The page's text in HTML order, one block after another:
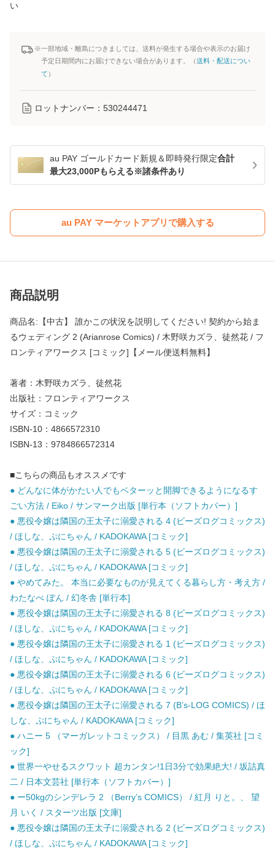
い
※一部地域・離島につきましては、送料が発生する場合や表示のお届け
予定日期間内にお届けできない場合があります。（送料・配送につい
て ）
ロットナンバー： 530244471
au PAY ゴールドカード新規＆即時発行限定合計
最大23,000Pもらえる※諸条件あり
au PAY マーケットアプリで購入する
商品説明
商品名:【中古】 誰かこの状況を説明してください! 契約から始ま
るウェディング 2 (Arianrose Comics) / 木野咲カズラ、徒然花 / フ
ロンティアワークス [コミック]【メール便送料無料】
著者：木野咲カズラ、徒然花
出版社：フロンティアワークス
サイズ：コミック
ISBN-10：4866572310
ISBN-13：9784866572314
■こちらの商品もオススメです
● どんなに体がかたい人でもベターッと開脚できるようになるす
ごい方法 / Eiko / サンマーク出版 [単行本（ソフトカバー）]
● 悪役令嬢は隣国の王太子に溺愛される 4 (ビーズログコミックス)
/ ほしな、ぷにちゃん / KADOKAWA [コミック]
● 悪役令嬢は隣国の王太子に溺愛される 5 (ビーズログコミックス)
/ ほしな、ぷにちゃん / KADOKAWA [コミック]
● やめてみた。 本当に必要なものが見えてくる暮らし方・考え方 /
わたなべ ぽん / 幻冬舎 [単行本]
● 悪役令嬢は隣国の王太子に溺愛される 8 (ビーズログコミックス)
/ ほしな、ぷにちゃん / KADOKAWA [コミック]
● 悪役令嬢は隣国の王太子に溺愛される 1 (ビーズログコミックス)
/ ほしな、ぷにちゃん / KADOKAWA [コミック]
● 悪役令嬢は隣国の王太子に溺愛される 6 (ビーズログコミックス)
/ ほしな、ぷにちゃん / KADOKAWA [コミック]
● 悪役令嬢は隣国の王太子に溺愛される 7 (B’s-LOG COMICS) / ほ
しな、ぷにちゃん / KADOKAWA [コミック]
● ハニー 5 （マーガレットコミックス） / 目黒 あむ / 集英社 [コミ
ック]
● 世界一やせるスクワット 超カンタン!1日3分で効果絶大! / 坂詰真
二 / 日本文芸社 [単行本（ソフトカバー）]
● ー50kgのシンデレラ 2 （Berry’s COMICS） / 紅月 りと。、 望
月 いく / スターツ出版 [文庫]
● 悪役令嬢は隣国の王太子に溺愛される 2 (ビーズログコミックス)
/ ほしな、ぷにちゃん / KADOKAWA [コミック]